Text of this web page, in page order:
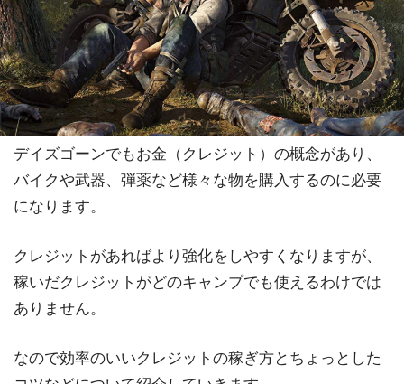
デイズゴーンでもお金（クレジット）の概念があり、
バイクや武器、弾薬など様々な物を購入するのに必要
になります。
クレジットがあればより強化をしやすくなりますが、
稼いだクレジットがどのキャンプでも使えるわけでは
ありません。
なので効率のいいクレジットの稼ぎ方とちょっとした